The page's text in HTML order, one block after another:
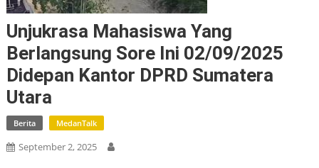
Unjukrasa Mahasiswa Yang
Berlangsung Sore Ini 02/09/2025
Didepan Kantor DPRD Sumatera
Utara
Berita MedanTalk
September 2, 2025